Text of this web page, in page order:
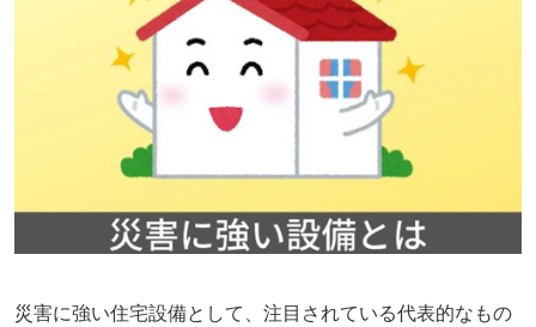
災害に強い住宅設備として、注目されている代表的なもの